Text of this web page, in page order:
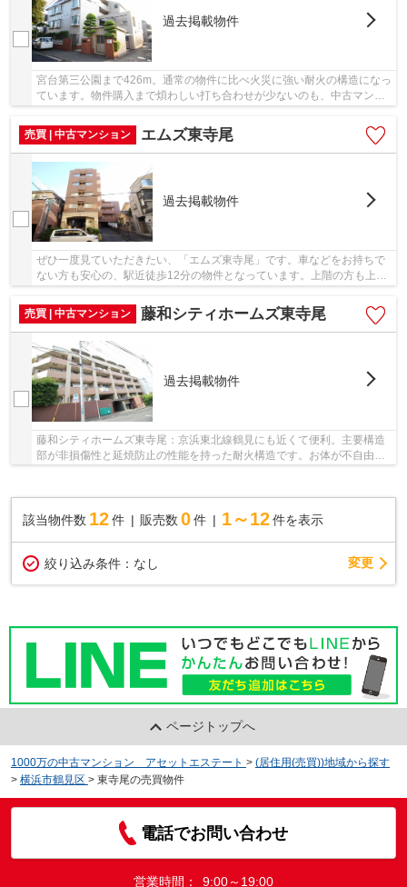
過去掲載物件
宮台第三公園まで426m。通常の物件に比べ火災に強い耐火の構造になっ
ています。物件購入まで煩わしい打ち合わせが少ないのも、中古マンシ
売買 | 中古マンション
エムズ東寺尾
過去掲載物件
ぜひ一度見ていただきたい、「エムズ東寺尾」です。車などをお持ちで
ない方も安心の、駅近徒歩12分の物件となっています。上階の方も上り
下りしやすい、エレベーター付きの物件となっ...
売買 | 中古マンション
藤和シティホームズ東寺尾
過去掲載物件
藤和シティホームズ東寺尾：京浜東北線鶴見にも近くて便利。主要構造
部が非損傷性と延焼防止の性能を持った耐火構造です。お体が不自由な
該当物件数 12件 販売数 0 件 1～12 件を表示
絞り込み条件： なし 変更
ページトップへ
1000万の中古マンション アセットエステート > (居住用(売買))地域から探す
> 横浜市鶴見区 > 東寺尾の売買物件
電話でお問い合わせ
営業時間： 9:00～19:00